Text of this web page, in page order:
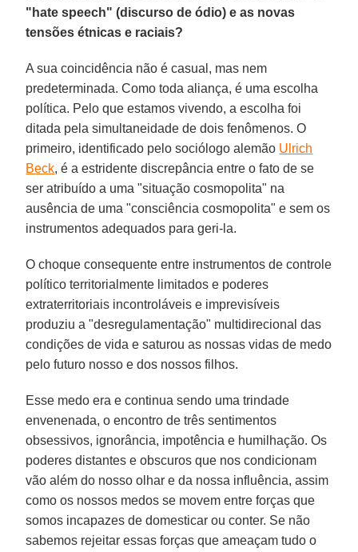
"hate speech" (discurso de ódio) e as novas
tensões étnicas e raciais?
A sua coincidência não é casual, mas nem
predeterminada. Como toda aliança, é uma escolha
política. Pelo que estamos vivendo, a escolha foi
ditada pela simultaneidade de dois fenômenos. O
primeiro, identificado pelo sociólogo alemão Ulrich
Beck, é a estridente discrepância entre o fato de se
ser atribuído a uma "situação cosmopolita" na
ausência de uma "consciência cosmopolita" e sem os
instrumentos adequados para geri-la.
O choque consequente entre instrumentos de controle
político territorialmente limitados e poderes
extraterritoriais incontroláveis e imprevisíveis
produziu a "desregulamentação" multidirecional das
condições de vida e saturou as nossas vidas de medo
pelo futuro nosso e dos nossos filhos.
Esse medo era e continua sendo uma trindade
envenenada, o encontro de três sentimentos
obsessivos, ignorância, impotência e humilhação. Os
poderes distantes e obscuros que nos condicionam
vão além do nosso olhar e da nossa influência, assim
como os nossos medos se movem entre forças que
somos incapazes de domesticar ou conter. Se não
sabemos rejeitar essas forças que ameaçam tudo o